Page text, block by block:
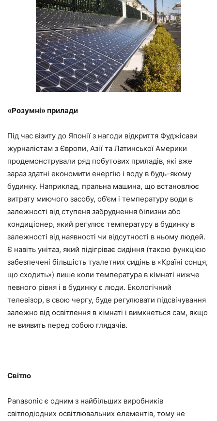
«Розумні» прилади
Під час візиту до Японії з нагоди відкриття Фуджісави
журналістам з Європи, Азії та Латинської Америки
продемонстрували ряд побутових приладів, які вже
зараз здатні економити енергію і воду в будь-якому
будинку. Наприклад, пральна машина, що встановлює
витрату миючого засобу, об’єм і температуру води в
залежності від ступеня забруднення білизни або
кондиціонер, який регулює температуру в будинку в
залежності від наявності чи відсутності в ньому людей.
Є навіть унітаз, який підігріває сидіння (такою функцією
забезпечені більшість туалетних сидінь в «Країні сонця,
що сходить») лише коли температура в кімнаті нижче
певного рівня і в будинку є люди. Екологічний
телевізор, в свою чергу, буде регулювати підсвічування
залежно від освітлення в кімнаті і вимкнеться сам, якщо
не виявить перед собою глядачів.
Світло
Panasonic є одним з найбільших виробників
світлодіодних освітлювальних елементів, тому не